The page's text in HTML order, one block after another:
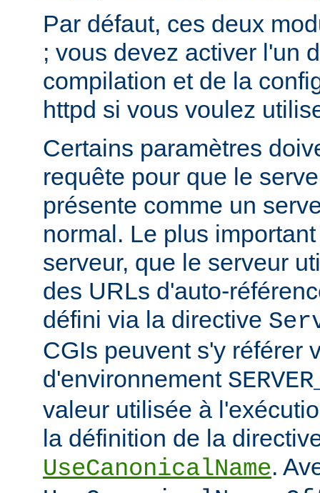
Par défaut, ces deux
; vous devez activer l'un
compilation et de la
httpd si vous voulez
Certains paramètres
requête pour que le
présente comme un
normal. Le plus
serveur, que le serveur
des URLs d'auto-
défini via la directive
CGIs peuvent s'y référer
d'environnement
valeur utilisée à
la définition de la
UseCanonicalName.